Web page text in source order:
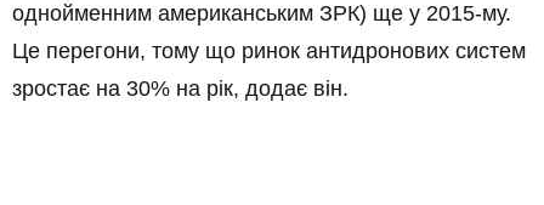
однойменним американським ЗРК) ще у 2015-му.
Це перегони, тому що ринок антидронових систем
зростає на 30% на рік, додає він.